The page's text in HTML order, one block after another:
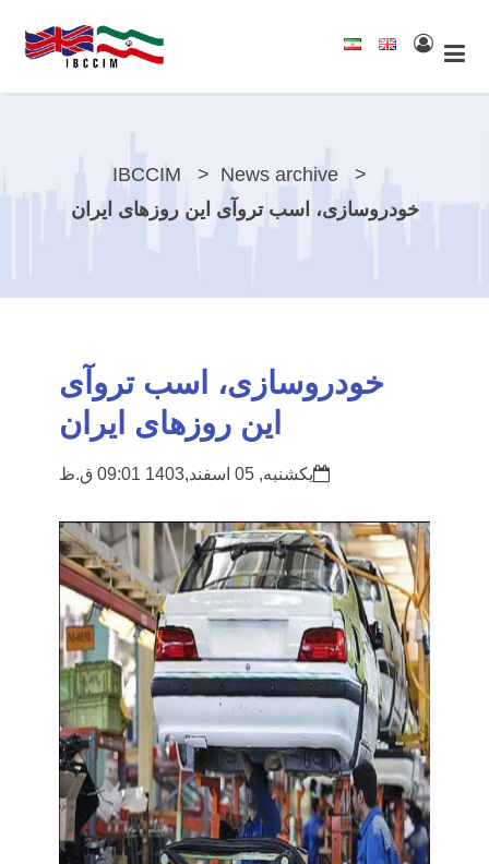
IBCCIM
News archive
خودروسازی، اسب تروآی این روزهای ایران
خودروسازی، اسب تروآی
این روزهای ایران
یکشنبه, 05 اسفند,1403 09:01 ق.ظ